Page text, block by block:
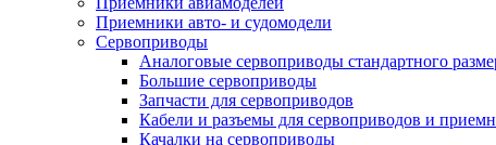
Приемники авто- и судомодели
Сервоприводы
Аналоговые сервоприводы стандартного
Большие сервоприводы
Запчасти для сервоприводов
Кабели и разъемы для сервоприводов и
Качалки на сервоприводы